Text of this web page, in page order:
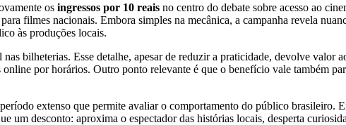
os ingressos por 10 reais no centro do debate sobre acesso ao
filmes nacionais. Embora simples na mecânica, a campanha revela
às produções locais.
bilheterias. Esse detalhe, apesar de reduzir a praticidade, devolve
por horários. Outro ponto relevante é que o benefício vale também
extenso que permite avaliar o comportamento do público brasileiro.
um desconto: aproxima o espectador das histórias locais, desperta